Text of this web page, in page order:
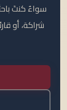
سواءٌ كنتَ
شراكة، أو